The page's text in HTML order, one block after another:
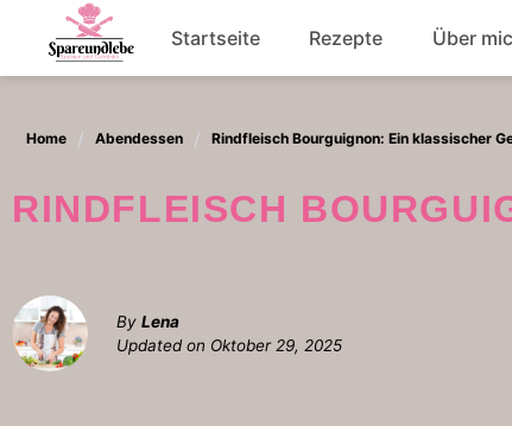
content
Startseite Rezepte Über
Home Abendessen Rindfleisch Bourguignon: Ein klassischer
RINDFLEISCH
By Lena
Updated on Oktober 29, 2025